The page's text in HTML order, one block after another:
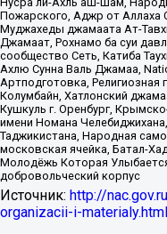
Пожарского, Аджр от Аллаха
Муджахеды джамаата Ат-
Джамаат, Рохнамо ба суи
сообщество Сеть, Катиба
Ахлю Сунна Валь Джамаа,
Артподготовка, Религиозная
Колумбайн, Хатлонский
Кушкуль г. Оренбург,
имени Номана
Таджикистана, Народная
московская ячейка, Батал-
Молодёжь Которая
добровольческий корпус
Источник: http://
organizacii-i-materialy.html